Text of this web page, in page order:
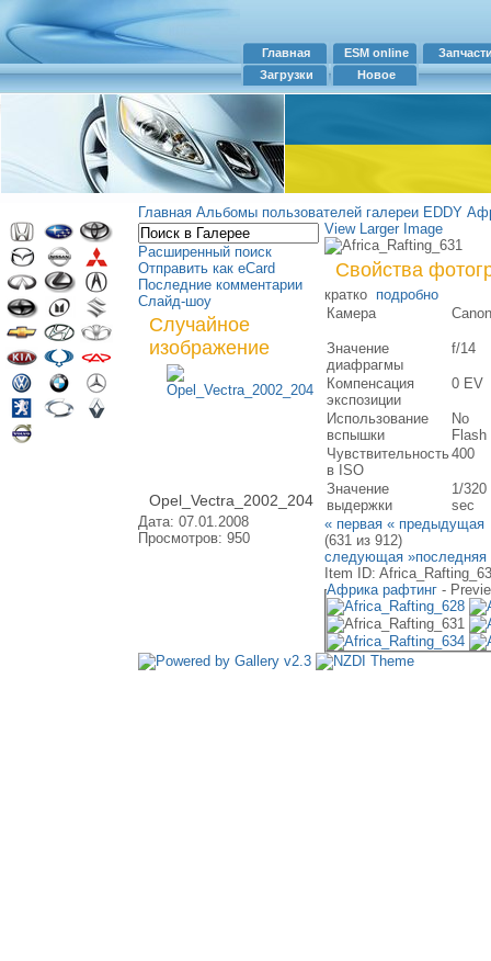
Главная ESM online
Загрузки
Новое
Главная Альбомы пользователей галереи EDDY
Расширенный поиск
Отправить как eCard
Последние комментарии
Слайд-шоу
Случайное
изображение
Opel_Vectra_2002_204
Дата: 07.01.2008
Просмотров: 950
View Larger Image
Свойства
кратко подробно
Камера
Canon
Значение
диафрагмы
f/14
Компенсация
экспозиции
0 EV
Использование
вспышки
No
Flash
Чувствительность
в ISO
400
Значение
выдержки
1/320
sec
« первая « предыдущая
(631 из 912)
следующая »последняя
Item ID:
Африка рафтинг -